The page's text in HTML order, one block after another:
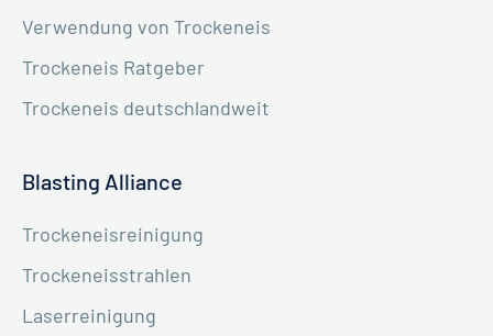
Verwendung von Trockeneis
Trockeneis Ratgeber
Trockeneis deutschlandweit
Blasting Alliance
Trockeneisreinigung
Trockeneisstrahlen
Laserreinigung